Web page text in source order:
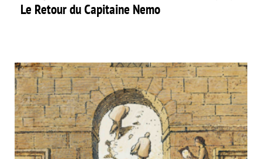
Le Retour du Capitaine Nemo